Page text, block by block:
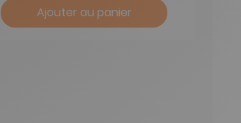
Ajouter au panier